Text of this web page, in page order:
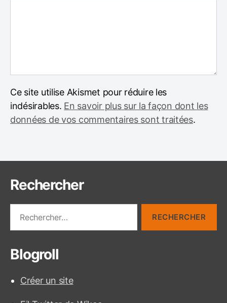
Ce site utilise Akismet pour réduire les
indésirables. En savoir plus sur la façon dont les
données de vos commentaires sont traitées.
Rechercher
c
Blogroll
Créer un site